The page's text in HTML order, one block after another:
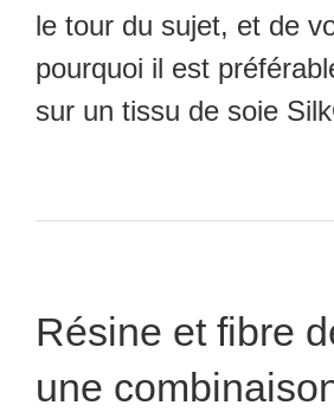
le tour du sujet, et de
pourquoi il est
sur un tissu de soie
Résine et fibre
une